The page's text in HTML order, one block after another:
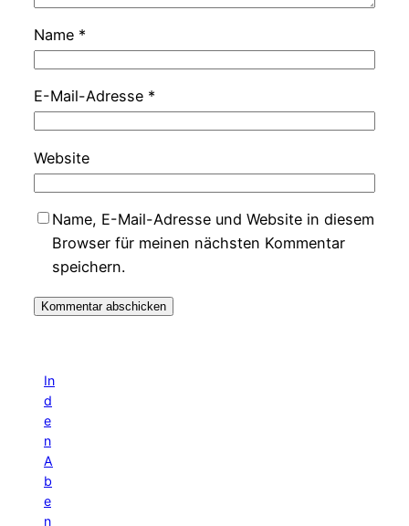
Name *
E-Mail-Adresse *
Website
Name, E-Mail-Adresse und Website in diesem
Browser für meinen nächsten Kommentar
speichern.
In
d
e
n
A
b
e
n